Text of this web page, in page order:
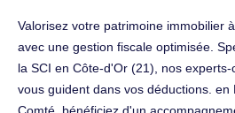
Valorisez votre patrimoine immobilier
avec une gestion fiscale optimisée.
la SCI en Côte-d'Or (21), nos
vous guident dans vos déductions. en
Comté, bénéficiez d'un